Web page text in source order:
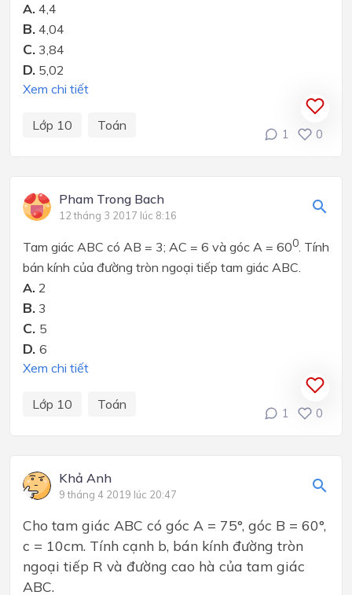
A. 4,4
B. 4,04
C. 3,84
D. 5,02
Xem chi tiết
Lớp 10 Toán
1 0
Pham Trong Bach
12 tháng 3 2017 lúc 8:16
Tam giác ABC có AB = 3; AC = 6 và góc A = 600. Tính
bán kính của đường tròn ngoại tiếp tam giác ABC.
A. 2
B. 3
C. 5
D. 6
Xem chi tiết
Lớp 10 Toán
1 0
Khả Anh
9 tháng 4 2019 lúc 20:47
Cho tam giác ABC có góc A = 75°, góc B = 60°,
c = 10cm. Tính cạnh b, bán kính đường tròn
ngoại tiếp R và đường cao hà của tam giác
ABC.